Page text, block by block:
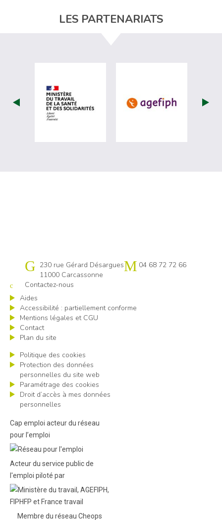
LES PARTENARIATS
visiter les site de Ministère du travail
visiter les
Cap emploi 11
230 rue Gérard Désargues
11000 Carcassonne
04 68 72 72 66
Contactez-nous
Aides
Accessibilité : partiellement conforme
Mentions légales et CGU
Contact
Plan du site
Politique des cookies
Protection des données
personnelles du site web
Paramétrage des cookies
Droit d’accès à mes données
personnelles
Cap emploi acteur du réseau
pour l’emploi
Acteur du service public de
l'emploi piloté par
Membre du réseau Cheops